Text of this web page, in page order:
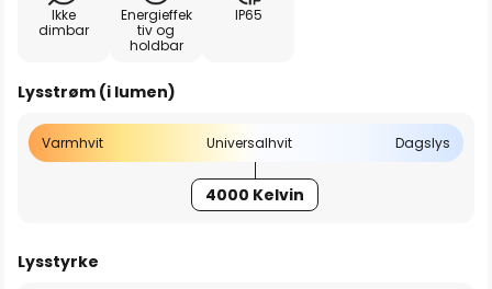
Ikke
dimbar
Energieffek
tiv og
holdbar
IP65
Lysstrøm (i lumen)
Varmhvit Universalhvit Dagslys
4000 Kelvin
Lysstyrke